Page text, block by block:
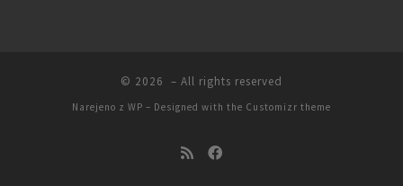
© 2026 – All rights reserved
Narejeno z WP – Designed with the Customizr theme